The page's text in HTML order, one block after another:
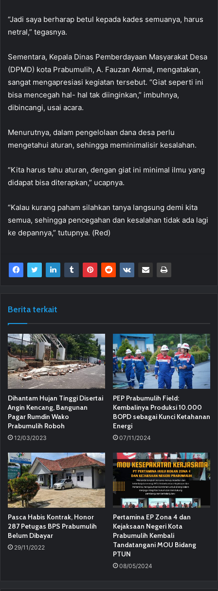
“Jadi saya berharap betul kepada kades semuanya, harus
netral,” tegasnya.
Sementara, Kepala Dinas Pemberdayaan Masyarakat Desa
(DPMD) kota Prabumulih, A. Fauzan Akmal, mengatakan,
sangat mengapresiasi kegiatan tersebut. “Giat seperti ini
bisa mencegah hal- hal tak diinginkan,” imbuhnya,
dibincangi, usai acara.
Menurutnya, dalam pengelolaan dana desa perlu
mengetahui aturan, sehingga meminimalisir kesalahan.
“Kita harus tahu aturan, dengan giat ini minimal ilmu yang
didapat bisa diterapkan,” ucapnya.
“Kalau kurang paham silahkan tanya langsung demi kita
semua, sehingga pencegahan dan kesalahan tidak ada lagi
ke depannya,” tutupnya. (Red)
Berita terkait
Dihantam Hujan Tinggi Disertai
Angin Kencang, Bangunan
Pagar Rumdin Wako
Prabumulih Roboh
12/03/2023
PEP Prabumulih Field:
Kembalinya Produksi 10.000
BOPD sebagai Kunci Ketahanan
Energi
07/11/2024
Pasca Habis Kontrak, Honor
287 Petugas BPS Prabumulih
Belum Dibayar
29/11/2022
Pertamina EP Zona 4 dan
Kejaksaan Negeri Kota
Prabumulih Kembali
Tandatangani MOU Bidang
PTUN
08/05/2024